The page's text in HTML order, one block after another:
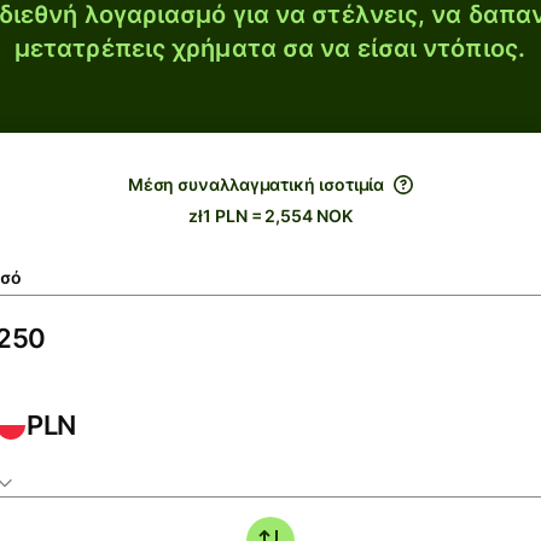
λογαριασμό για να στέλνεις, να
μετατρέπεις χρήματα σα να είσαι ντόπιος.
Μέση συναλλαγματική ισοτιμία
zł1 PLN = 2,554 NOK
PLN